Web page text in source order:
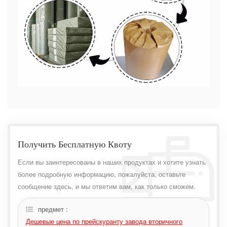
Получить Бесплатную Квоту
Если вы заинтересованы в наших продуктах и ​​хотите узнать
более подробную информацию, пожалуйста, оставьте
сообщение здесь, и мы ответим вам, как только сможем.
предмет :
Дешевые цена по прейскуранту завода вторичного